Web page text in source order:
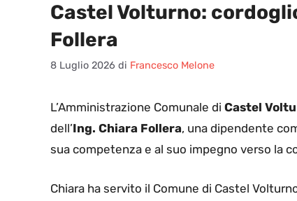
Castel Volturno:
Follera
8 Luglio 2026 di Francesco Melone
L’Amministrazione Comunale di Castel
dell’Ing. Chiara Follera, una dipendente
sua competenza e al suo impegno verso la
Chiara ha servito il Comune di Castel